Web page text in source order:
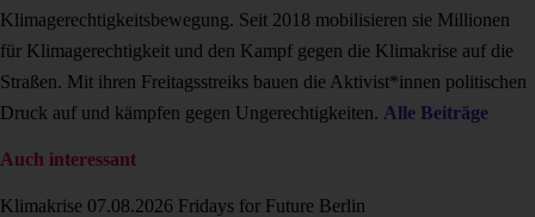
Klimagerechtigkeitsbewegung. Seit 2018 mobilisieren sie Millionen
für Klimagerechtigkeit und den Kampf gegen die Klimakrise auf die
Straßen. Mit ihren Freitagsstreiks bauen die Aktivist*innen politischen
Druck auf und kämpfen gegen Ungerechtigkeiten. Alle Beiträge
Auch interessant
Klimakrise 07.08.2026 Fridays for Future Berlin